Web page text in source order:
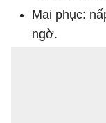
Mai phục:
ngờ.